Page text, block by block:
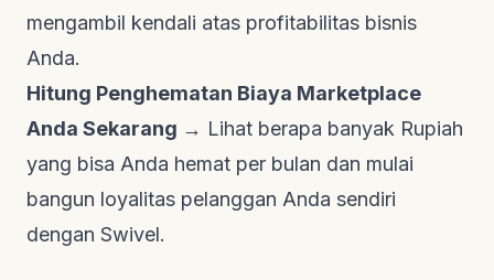
mengambil kendali atas profitabilitas bisnis
Anda.
Hitung Penghematan Biaya Marketplace
Anda Sekarang → Lihat berapa banyak Rupiah
yang bisa Anda hemat per bulan dan mulai
bangun loyalitas pelanggan Anda sendiri
dengan Swivel.